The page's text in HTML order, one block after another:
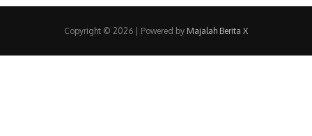
Copyright © 2026 | Powered by Majalah Berita X